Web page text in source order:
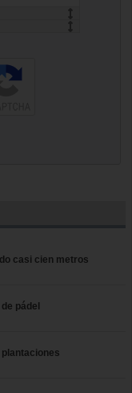
casi cien metros
pádel